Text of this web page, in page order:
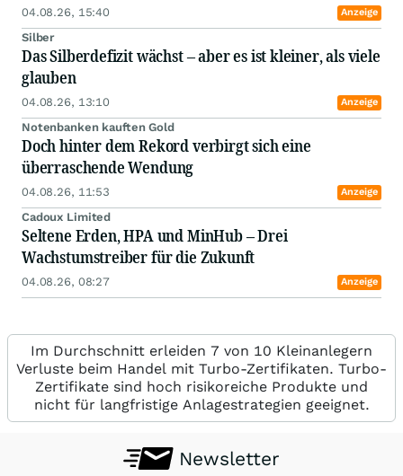
04.08.26, 15:40 Anzeige
Silber
Das Silberdefizit wächst – aber es ist kleiner, als viele
glauben
04.08.26, 13:10 Anzeige
Notenbanken kauften Gold
Doch hinter dem Rekord verbirgt sich eine
überraschende Wendung
04.08.26, 11:53 Anzeige
Cadoux Limited
Seltene Erden, HPA und MinHub – Drei
Wachstumstreiber für die Zukunft
04.08.26, 08:27 Anzeige
Im Durchschnitt erleiden 7 von 10 Kleinanlegern
Verluste beim Handel mit Turbo-Zertifikaten. Turbo-
Zertifikate sind hoch risikoreiche Produkte und
nicht für langfristige Anlagestrategien geeignet.
Newsletter